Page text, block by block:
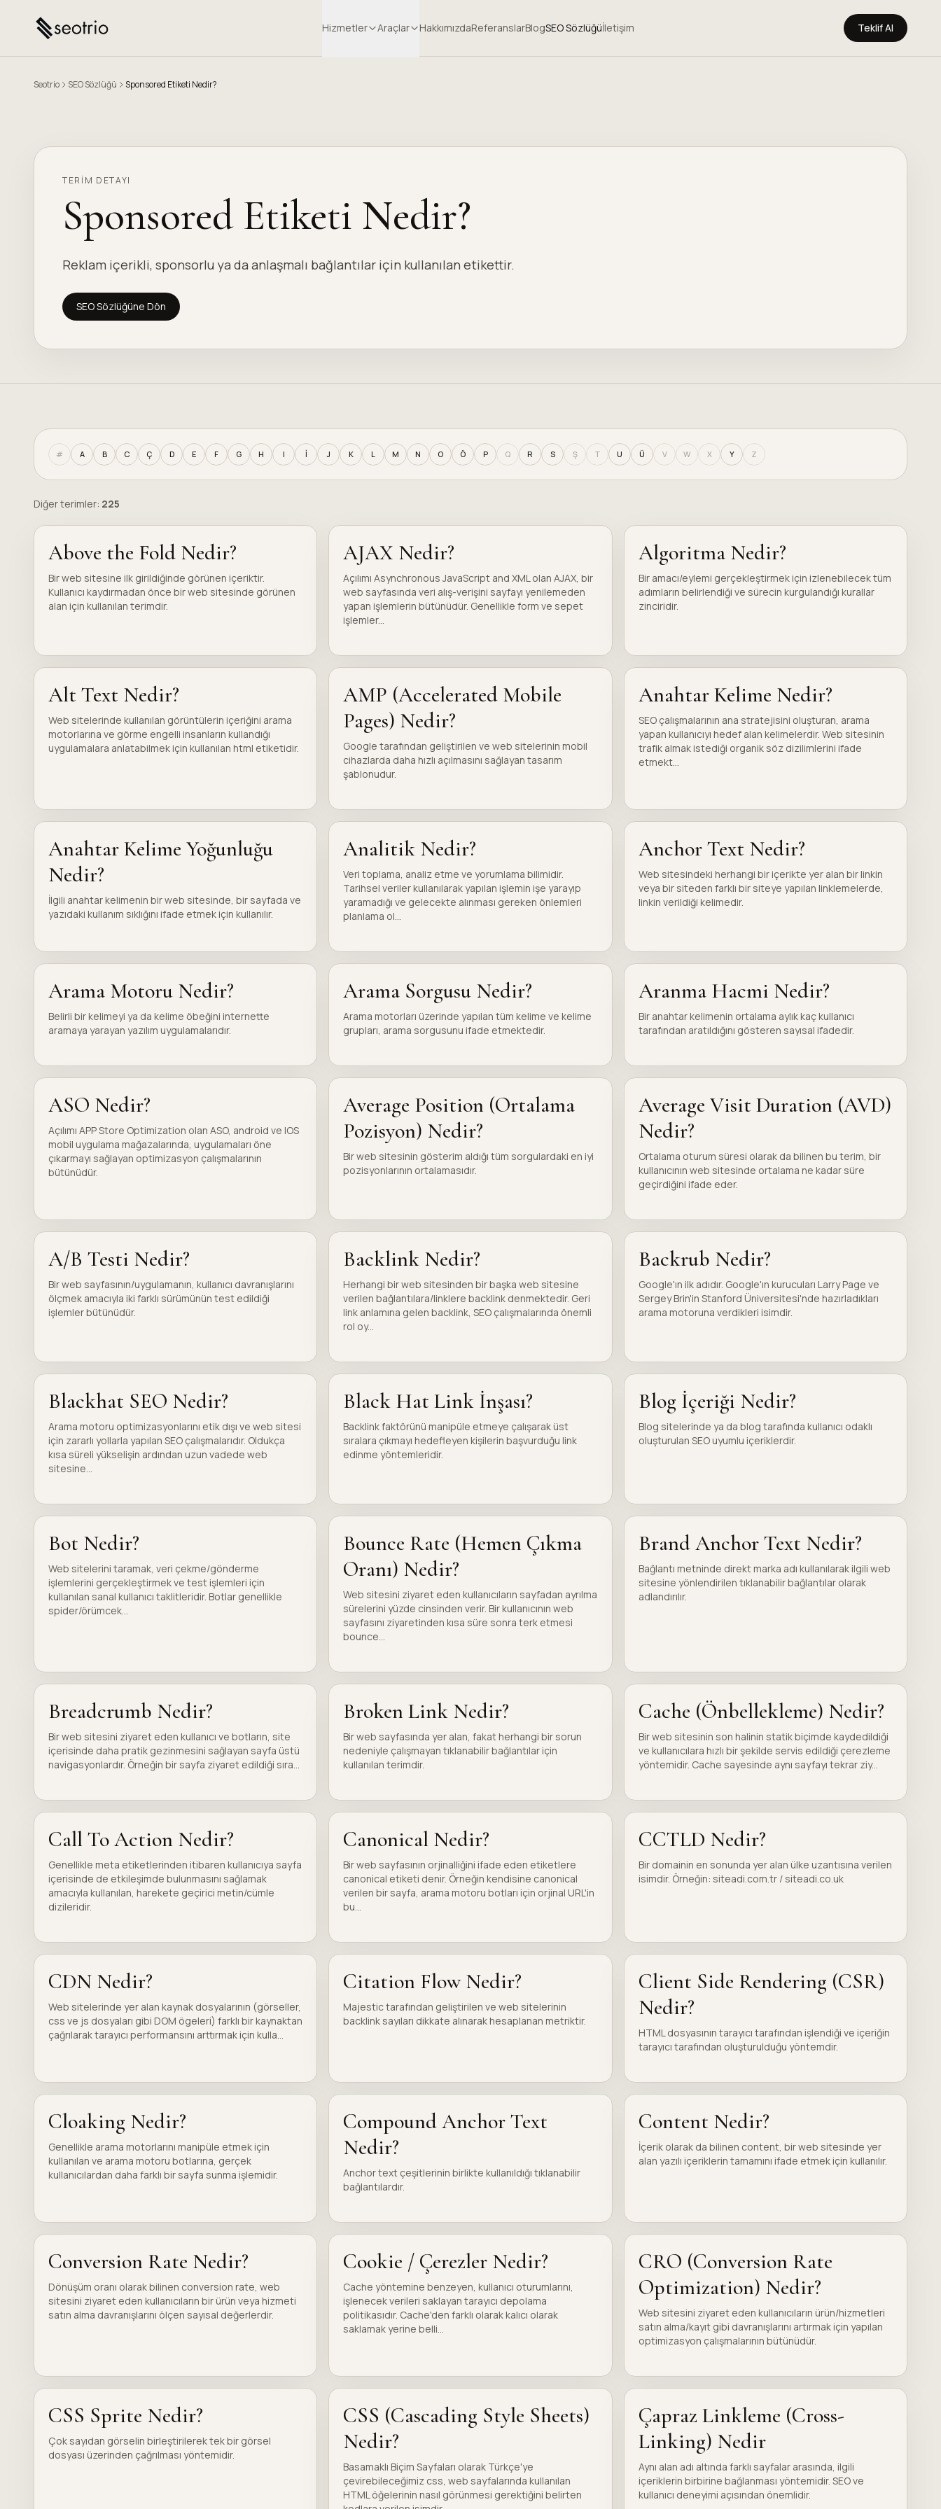
Hizmetler Araçlar HakkımızdaReferanslarBlogSEO Sözlüğüİletişim Teklif Al
Seotrio SEO Sözlüğü Sponsored Etiketi Nedir?
TERIM DETAYI
Sponsored Etiketi Nedir?
Reklam içerikli, sponsorlu ya da anlaşmalı bağlantılar için kullanılan etikettir.
SEO Sözlüğüne Dön
# A B C Ç D E F G H I İ J K L M N O Ö P Q R S Ş T U Ü V W X Y Z
Diğer terimler: 225
Above the Fold Nedir?
Bir web sitesine ilk girildiğinde görünen içeriktir.
Kullanıcı kaydırmadan önce bir web sitesinde görünen
alan için kullanılan terimdir.
AJAX Nedir?
Açılımı Asynchronous JavaScript and XML olan AJAX, bir
web sayfasında veri alış-verişini sayfayı yenilemeden
yapan işlemlerin bütünüdür. Genellikle form ve sepet
işlemler...
Algoritma Nedir?
Bir amacı/eylemi gerçekleştirmek için izlenebilecek tüm
adımların belirlendiği ve sürecin kurgulandığı kurallar
zinciridir.
Alt Text Nedir?
Web sitelerinde kullanılan görüntülerin içeriğini arama
motorlarına ve görme engelli insanların kullandığı
uygulamalara anlatabilmek için kullanılan html etiketidir.
AMP (Accelerated Mobile
Pages) Nedir?
Google tarafından geliştirilen ve web sitelerinin mobil
cihazlarda daha hızlı açılmasını sağlayan tasarım
şablonudur.
Anahtar Kelime Nedir?
SEO çalışmalarının ana stratejisini oluşturan, arama
yapan kullanıcıyı hedef alan kelimelerdir. Web sitesinin
trafik almak istediği organik söz dizilimlerini ifade
etmekt...
Anahtar Kelime Yoğunluğu
Nedir?
İlgili anahtar kelimenin bir web sitesinde, bir sayfada ve
yazıdaki kullanım sıklığını ifade etmek için kullanılır.
Analitik Nedir?
Veri toplama, analiz etme ve yorumlama bilimidir.
Tarihsel veriler kullanılarak yapılan işlemin işe yarayıp
yaramadığı ve gelecekte alınması gereken önlemleri
planlama ol...
Anchor Text Nedir?
Web sitesindeki herhangi bir içerikte yer alan bir linkin
veya bir siteden farklı bir siteye yapılan linklemelerde,
linkin verildiği kelimedir.
Arama Motoru Nedir?
Belirli bir kelimeyi ya da kelime öbeğini internette
aramaya yarayan yazılım uygulamalarıdır.
Arama Sorgusu Nedir?
Arama motorları üzerinde yapılan tüm kelime ve kelime
grupları, arama sorgusunu ifade etmektedir.
Aranma Hacmi Nedir?
Bir anahtar kelimenin ortalama aylık kaç kullanıcı
tarafından aratıldığını gösteren sayısal ifadedir.
ASO Nedir?
Açılımı APP Store Optimization olan ASO, android ve IOS
mobil uygulama mağazalarında, uygulamaları öne
çıkarmayı sağlayan optimizasyon çalışmalarının
bütünüdür.
Average Position (Ortalama
Pozisyon) Nedir?
Bir web sitesinin gösterim aldığı tüm sorgulardaki en iyi
pozisyonlarının ortalamasıdır.
Average Visit Duration (AVD)
Nedir?
Ortalama oturum süresi olarak da bilinen bu terim, bir
kullanıcının web sitesinde ortalama ne kadar süre
geçirdiğini ifade eder.
A/B Testi Nedir?
Bir web sayfasının/uygulamanın, kullanıcı davranışlarını
ölçmek amacıyla iki farklı sürümünün test edildiği
işlemler bütünüdür.
Backlink Nedir?
Herhangi bir web sitesinden bir başka web sitesine
verilen bağlantılara/linklere backlink denmektedir. Geri
link anlamına gelen backlink, SEO çalışmalarında önemli
rol oy...
Backrub Nedir?
Google'ın ilk adıdır. Google'ın kurucuları Larry Page ve
Sergey Brin'in Stanford Üniversitesi'nde hazırladıkları
arama motoruna verdikleri isimdir.
Blackhat SEO Nedir?
Arama motoru optimizasyonlarını etik dışı ve web sitesi
için zararlı yollarla yapılan SEO çalışmalarıdır. Oldukça
kısa süreli yükselişin ardından uzun vadede web
sitesine...
Black Hat Link İnşası?
Backlink faktörünü manipüle etmeye çalışarak üst
sıralara çıkmayı hedefleyen kişilerin başvurduğu link
edinme yöntemleridir.
Blog İçeriği Nedir?
Blog sitelerinde ya da blog tarafında kullanıcı odaklı
oluşturulan SEO uyumlu içeriklerdir.
Bot Nedir?
Web sitelerini taramak, veri çekme/gönderme
işlemlerini gerçekleştirmek ve test işlemleri için
kullanılan sanal kullanıcı taklitleridir. Botlar genellikle
spider/örümcek...
Bounce Rate (Hemen Çıkma
Oranı) Nedir?
Web sitesini ziyaret eden kullanıcıların sayfadan ayrılma
sürelerini yüzde cinsinden verir. Bir kullanıcının web
sayfasını ziyaretinden kısa süre sonra terk etmesi
bounce...
Brand Anchor Text Nedir?
Bağlantı metninde direkt marka adı kullanılarak ilgili web
sitesine yönlendirilen tıklanabilir bağlantılar olarak
adlandırılır.
Breadcrumb Nedir?
Bir web sitesini ziyaret eden kullanıcı ve botların, site
içerisinde daha pratik gezinmesini sağlayan sayfa üstü
navigasyonlardır. Örneğin bir sayfa ziyaret edildiği sıra...
Broken Link Nedir?
Bir web sayfasında yer alan, fakat herhangi bir sorun
nedeniyle çalışmayan tıklanabilir bağlantılar için
kullanılan terimdir.
Cache (Önbellekleme) Nedir?
Bir web sitesinin son halinin statik biçimde kaydedildiği
ve kullanıcılara hızlı bir şekilde servis edildiği çerezleme
yöntemidir. Cache sayesinde aynı sayfayı tekrar ziy...
Call To Action Nedir?
Genellikle meta etiketlerinden itibaren kullanıcıya sayfa
içerisinde de etkileşimde bulunmasını sağlamak
amacıyla kullanılan, harekete geçirici metin/cümle
dizileridir.
Canonical Nedir?
Bir web sayfasının orjinalliğini ifade eden etiketlere
canonical etiketi denir. Örneğin kendisine canonical
verilen bir sayfa, arama motoru botları için orjinal URL'in
bu...
CCTLD Nedir?
Bir domainin en sonunda yer alan ülke uzantısına verilen
isimdir. Örneğin: siteadi.com.tr / siteadi.co.uk
CDN Nedir?
Web sitelerinde yer alan kaynak dosyalarının (görseller,
css ve js dosyaları gibi DOM ögeleri) farklı bir kaynaktan
çağrılarak tarayıcı performansını arttırmak için kulla...
Citation Flow Nedir?
Majestic tarafından geliştirilen ve web sitelerinin
backlink sayıları dikkate alınarak hesaplanan metriktir.
Client Side Rendering (CSR)
Nedir?
HTML dosyasının tarayıcı tarafından işlendiği ve içeriğin
tarayıcı tarafından oluşturulduğu yöntemdir.
Cloaking Nedir?
Genellikle arama motorlarını manipüle etmek için
kullanılan ve arama motoru botlarına, gerçek
kullanıcılardan daha farklı bir sayfa sunma işlemidir.
Compound Anchor Text
Nedir?
Anchor text çeşitlerinin birlikte kullanıldığı tıklanabilir
bağlantılardır.
Content Nedir?
İçerik olarak da bilinen content, bir web sitesinde yer
alan yazılı içeriklerin tamamını ifade etmek için kullanılır.
Conversion Rate Nedir?
Dönüşüm oranı olarak bilinen conversion rate, web
sitesini ziyaret eden kullanıcıların bir ürün veya hizmeti
satın alma davranışlarını ölçen sayısal değerlerdir.
Cookie / Çerezler Nedir?
Cache yöntemine benzeyen, kullanıcı oturumlarını,
işlenecek verileri saklayan tarayıcı depolama
politikasıdır. Cache'den farklı olarak kalıcı olarak
saklamak yerine belli...
CRO (Conversion Rate
Optimization) Nedir?
Web sitesini ziyaret eden kullanıcıların ürün/hizmetleri
satın alma/kayıt gibi davranışlarını artırmak için yapılan
optimizasyon çalışmalarının bütünüdür.
CSS Sprite Nedir?
Çok sayıdan görselin birleştirilerek tek bir görsel
dosyası üzerinden çağrılması yöntemidir.
CSS (Cascading Style Sheets)
Nedir?
Basamaklı Biçim Sayfaları olarak Türkçe'ye
çevirebileceğimiz css, web sayfalarında kullanılan
HTML öğelerinin nasıl görünmesi gerektiğini belirten
Çapraz Linkleme (Cross-
Linking) Nedir
Aynı alan adı altında farklı sayfalar arasında, ilgili
içeriklerin birbirine bağlanması yöntemidir. SEO ve
kullanıcı deneyimi açısından önemlidir.